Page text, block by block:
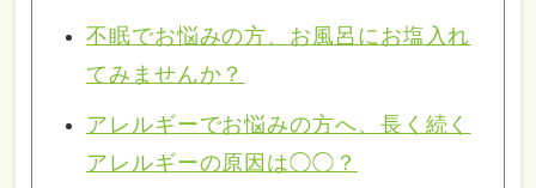
不眠でお悩みの方、お風呂にお塩入れ
てみませんか？
アレルギーでお悩みの方へ、長く続く
アレルギーの原因は◯◯？